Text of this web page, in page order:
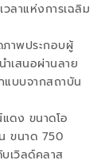
ลาแห่งการเฉลิม
าพประกอบผู้
เสนอผ่านลาย
บบจากสถาบัน
ดง ขนาดโอ
ขนาด 750
เวิลด์คลาส